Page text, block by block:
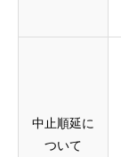
中止順延に
ついて